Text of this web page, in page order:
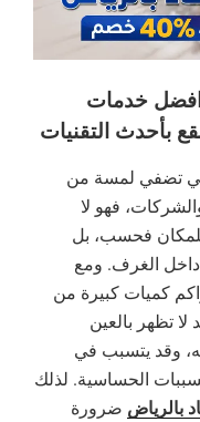
خدمات
بأحدث التقنيات
تضفي لمسة من
فهو لا
فحسب، بل
داخل الغرف. ومع
كميات كبيرة من
لا تظهر بالعين
وقد يتسبب في
الحساسية. لذلك
بالرياض ضرورة